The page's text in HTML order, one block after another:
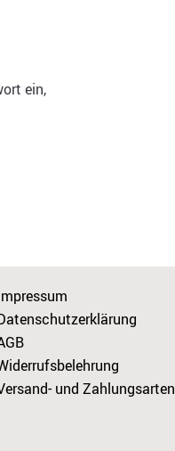
ein,
und Zahlungsarten